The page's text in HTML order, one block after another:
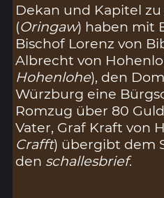
Dekan und Kapitel
(Oringaw) haben mit
Bischof Lorenz von
Albrecht von
Hohenlohe), den
Würzburg eine
Romzug über 80
Vater, Graf Kraft von
Crafft) übergibt dem
den schallesbrief.